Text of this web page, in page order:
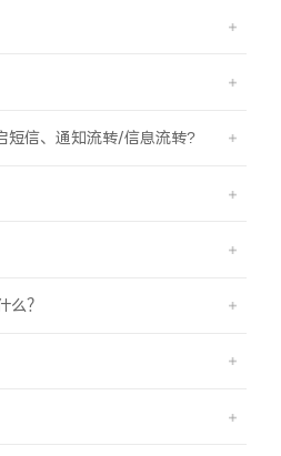
短信、通知流转/信息流转?
么？